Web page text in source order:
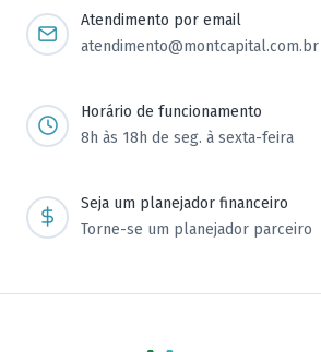
Atendimento por email
atendimento@montcapital.com.br
Horário de funcionamento
8h às 18h de seg. à sexta-feira
Seja um planejador financeiro
Torne-se um planejador parceiro